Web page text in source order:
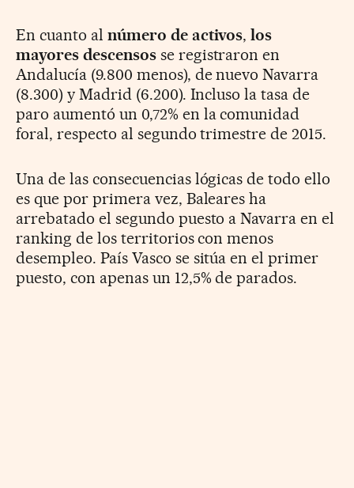
En cuanto al número de activos, los
mayores descensosse registraron en
Andalucía (9.800 menos), de nuevo Navarra
(8.300) y Madrid (6.200). Incluso la tasa de
paro aumentó un 0,72% en la comunidad
foral, respecto al segundo trimestre de 2015.
Una de las consecuencias lógicas de todo ello
es que por primera vez, Baleares ha
arrebatado el segundo puesto a Navarra en el
ranking de los territorios con menos
desempleo. País Vasco se sitúa en el primer
puesto, con apenas un 12,5% de parados.